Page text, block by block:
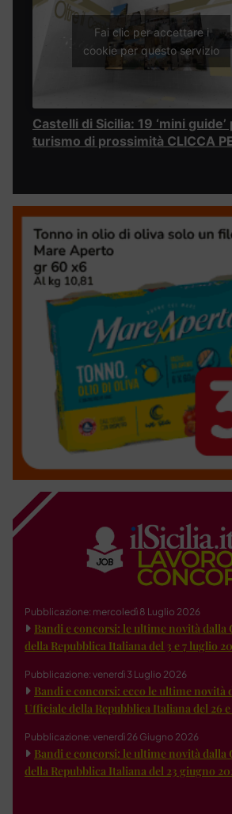
Fai clic per accettare i
cookie per questo servizio
Castelli di Sicilia: 19 ‘mini
turismo di prossimità CLICCA
Pubblicazione: mercoledì 8 Luglio 2026
Bandi e concorsi: le ultime novità dalla
della Repubblica Italiana del 3 e 7 luglio
Pubblicazione: venerdì 3 Luglio 2026
Bandi e concorsi: ecco le ultime novità
Ufficiale della Repubblica Italiana del 26
Pubblicazione: venerdì 26 Giugno 2026
Bandi e concorsi: le ultime novità dalla
della Repubblica Italiana del 23 giugno